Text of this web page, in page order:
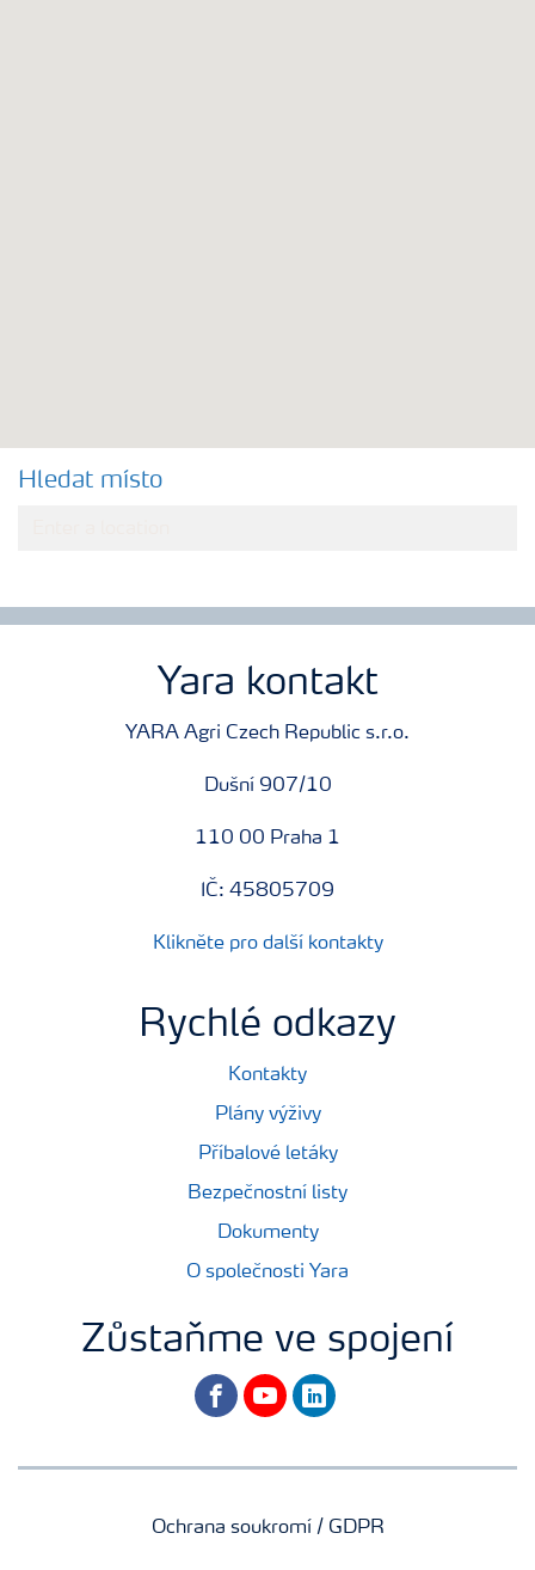
Hledat místo
Yara kontakt
YARA Agri Czech Republic s.r.o.
Dušní 907/10
110 00 Praha 1
IČ: 45805709
Klikněte pro další kontakty
Rychlé odkazy
Kontakty
Plány výživy
Příbalové letáky
Bezpečnostní listy
Dokumenty
O společnosti Yara
Zůstaňme ve spojení
facebookyoutubelinkedin
Ochrana soukromí / GDPR